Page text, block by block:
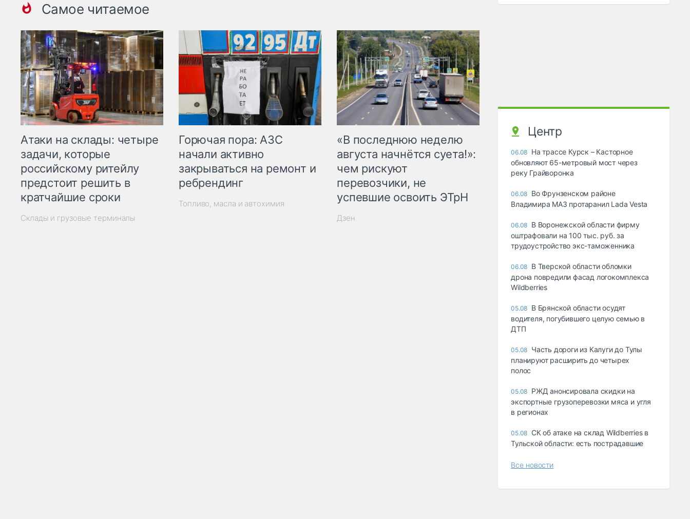
Самое читаемое
Атаки на склады: четыре
задачи, которые
российскому ритейлу
предстоит решить в
кратчайшие сроки
Склады и грузовые терминалы
Горючая пора: АЗС
начали активно
закрываться на ремонт и
ребрендинг
Топливо, масла и автохимия
«В последнюю неделю
августа начнётся суета!»:
чем рискуют
перевозчики, не
успевшие освоить ЭТрН
Дзен
Центр
06.08 На трассе Курск – Касторное
обновляют 65-метровый мост через
реку Грайворонка
06.08 Во Фрунзенском районе
Владимира МАЗ протаранил Lada Vesta
06.08 В Воронежской области фирму
оштрафовали на 100 тыс. руб. за
трудоустройство экс-таможенника
06.08 В Тверской области обломки
дрона повредили фасад логокомплекса
Wildberries
05.08 В Брянской области осудят
водителя, погубившего целую семью в
ДТП
05.08 Часть дороги из Калуги до Тулы
планируют расширить до четырех
полос
05.08 РЖД анонсировала скидки на
экспортные грузоперевозки мяса и угля
в регионах
05.08 СК об атаке на склад Wildberries в
Тульской области: есть пострадавшие
Все новости